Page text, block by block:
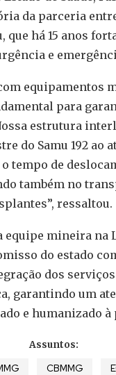
da parceria entre
que há 15 anos
e
equipamentos
para
estrutura
do Samu 192 ao
tempo de
também no
ressaltou.
mineira na
do estado
dos serviços
garantindo um
e humanizado à
Assuntos:
CBMMG